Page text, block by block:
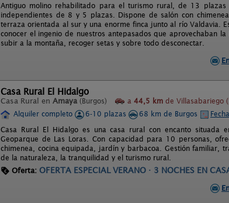
Antiguo molino rehabilitado para el turismo rural, de 13
independientes de 8 y 5 plazas. Dispone de salón con
terraza orientada al sur y una enorme finca junto al río Valdavia.
conocer el ingenio de nuestros antepasados que aprovechaban
subir a la montaña, recoger setas y sobre todo desconectar.
Casa Rural El Hidalgo
Casa Rural en Amaya (Burgos) a 44,5 km de Villasabariego
Alquiler completo
6-10 plazas 68 km de Burgos
Casa Rural El Hidalgo es una casa rural con encanto
Geoparque de Las Loras. Con capacidad para 10 personas,
chimenea, cocina equipada, jardín y barbacoa. Gestión familiar,
de la naturaleza, la tranquilidad y el turismo rural.
Oferta: OFERTA ESPECIAL VERANO · 3 NOCHES EN